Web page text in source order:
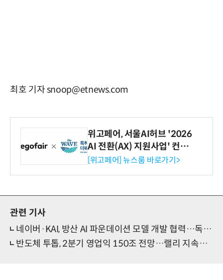
최호 기자 snoop@etnews.com
위고페어, 서울AI허브 '2026
AI 전환(AX) 지원사업' 컨소
시엄 선정
[위고페어] 뉴스룸 바로가기>
관련 기사
네이버·KAI, 방산 AI 파운데이션 모델 개발 협력…독자 기술로 '소버린' 구현
반도체 투톱, 2분기 영업익 150조 전망…랠리 지속성 시험대